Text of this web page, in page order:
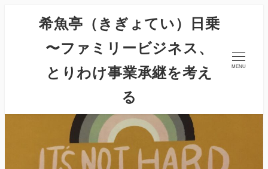
希魚亭（きぎょてい）日乗
〜ファミリービジネス、
とりわけ事業承継を考え
る
MENU